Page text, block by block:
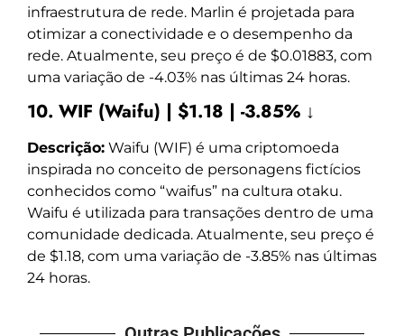
infraestrutura de rede. Marlin é projetada para
otimizar a conectividade e o desempenho da
rede. Atualmente, seu preço é de $0.01883, com
uma variação de -4.03% nas últimas 24 horas.
10. WIF (Waifu) | $1.18 | -3.85% ↓
Descrição: Waifu (WIF) é uma criptomoeda
inspirada no conceito de personagens fictícios
conhecidos como “waifus” na cultura otaku.
Waifu é utilizada para transações dentro de uma
comunidade dedicada. Atualmente, seu preço é
de $1.18, com uma variação de -3.85% nas últimas
24 horas.